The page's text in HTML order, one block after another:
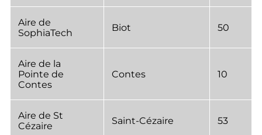
Aire de
SophiaTech
Biot 50
Aire de la
Pointe de
Contes
Contes 10
Aire de St
Cézaire
Saint-Cézaire 53